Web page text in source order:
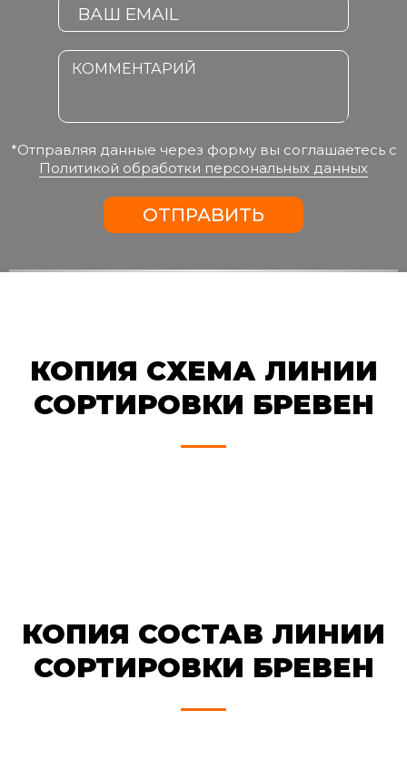
*Отправляя данные через форму вы соглашаетесь с
Политикой обработки персональных данных
ОТПРАВИТЬ
КОПИЯ СХЕМА ЛИНИИ
СОРТИРОВКИ БРЕВЕН
КОПИЯ СОСТАВ ЛИНИИ
СОРТИРОВКИ БРЕВЕН